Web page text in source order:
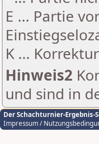
E ... Partie
K ...
Hinweis2
und sind in
Der Schachturnier-Ergebnis-
Impressum /